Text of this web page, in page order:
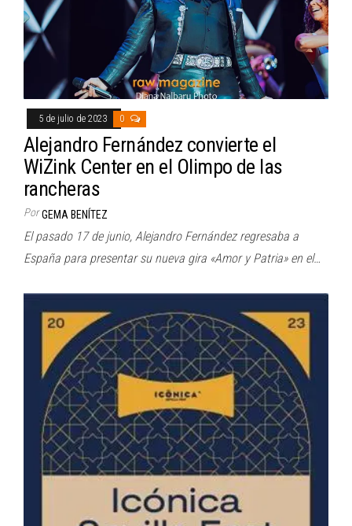
5 de julio de 2023 0
Alejandro Fernández convierte el
WiZink Center en el Olimpo de las
rancheras
Por GEMA BENÍTEZ
El pasado 17 de junio, Alejandro Fernández regresaba a
España para presentar su nueva gira «Amor y Patria» en el…